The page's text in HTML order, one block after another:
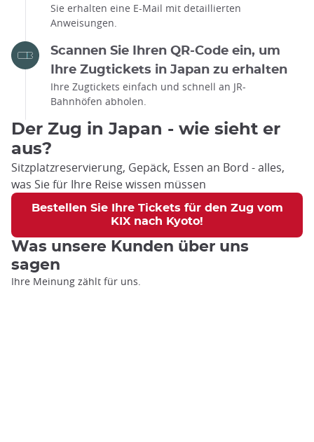
Sie erhalten eine E-Mail mit detaillierten
Anweisungen.
Scannen Sie Ihren QR-Code ein, um
Ihre Zugtickets in Japan zu erhalten
Ihre Zugtickets einfach und schnell an JR-
Bahnhöfen abholen.
Der Zug in Japan - wie sieht er
aus?
Sitzplatzreservierung, Gepäck, Essen an Bord - alles,
was Sie für Ihre Reise wissen müssen
Bestellen Sie Ihre Tickets für den Zug vom
KIX nach Kyoto!
Was unsere Kunden über uns
sagen
Ihre Meinung zählt für uns.